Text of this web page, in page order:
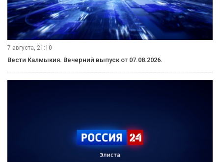
Вести Калмыкия. Вечерний выпуск от 08.08.2026.